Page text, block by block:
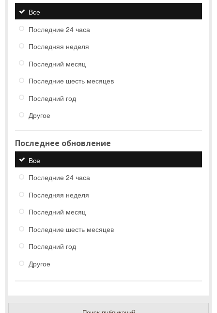
Все
Последние 24 часа
Последняя неделя
Последний месяц
Последние шесть месяцев
Последний год
Другое
Последнее обновление
Все
Последние 24 часа
Последняя неделя
Последний месяц
Последние шесть месяцев
Последний год
Другое